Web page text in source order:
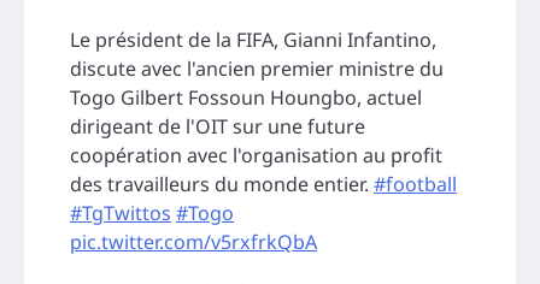
Le président de la FIFA, Gianni Infantino,
discute avec l'ancien premier ministre du
Togo Gilbert Fossoun Houngbo, actuel
dirigeant de l'OIT sur une future
coopération avec l'organisation au profit
des travailleurs du monde entier. #football
#TgTwittos #Togo
pic.twitter.com/v5rxfrkQbA